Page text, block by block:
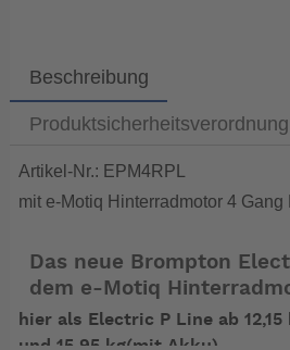
Beschreibung
Produktsicherheitsverordnung
Artikel-Nr.: EPM4RPL
mit e-Motiq Hinterradmotor 4 Gang
Das neue Brompton
dem e-Motiq
hier als Electric P Line ab
und 15,95 kg(mit Akku)